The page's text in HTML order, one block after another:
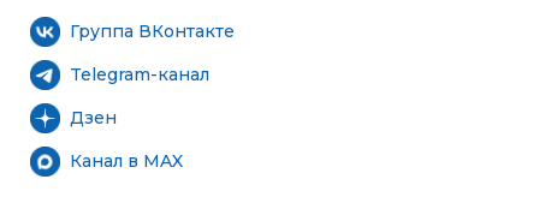
Группа ВКонтакте
Telegram-канал
Дзен
Канал в MAX